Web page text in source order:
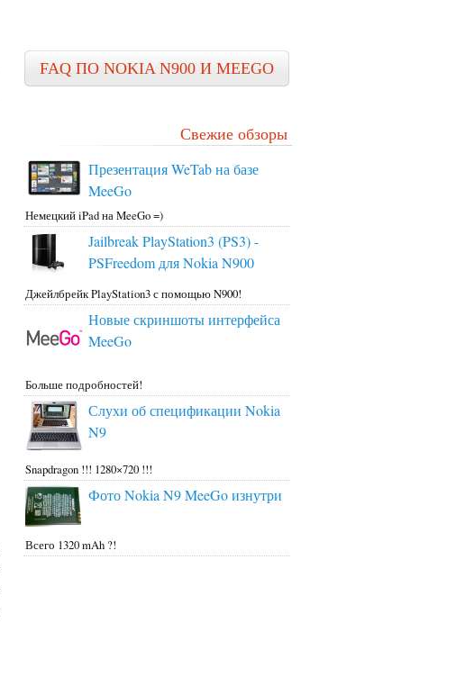
FAQ ПО NOKIA N900 И MEEGO
Свежие обзоры
Презентация WeTab на базе
MeeGo
Немецкий iPad на MeeGo =)
Jailbreak PlayStation3 (PS3) -
PSFreedom для Nokia N900
Джейлбрейк PlayStation3 с помощью N900!
Новые скриншоты интерфейса
MeeGo
Больше подробностей!
Слухи об спецификации Nokia
N9
Snapdragon !!! 1280×720 !!!
Фото Nokia N9 MeeGo изнутри
Всего 1320 mAh ?!